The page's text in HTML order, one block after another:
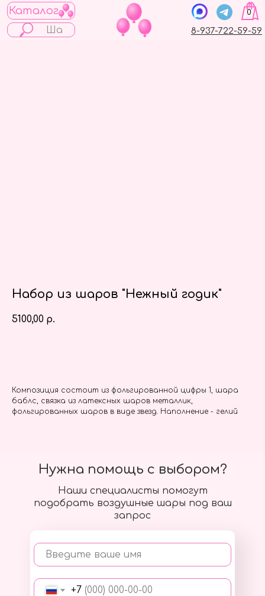
Каталог
8-937-722-59-59
0
Набор из шаров "Нежный годик"
5100,00 р.
Композиция состоит из фольгированной цифры 1, шара
баблс, связка из латексных шаров металлик,
фольгированных шаров в виде звезд. Наполнение - гелий
Наши специалисты помогут
подобрать воздушные шары под ваш
запрос
Введите ваше имя
+7
Нужна помощь с выбором?